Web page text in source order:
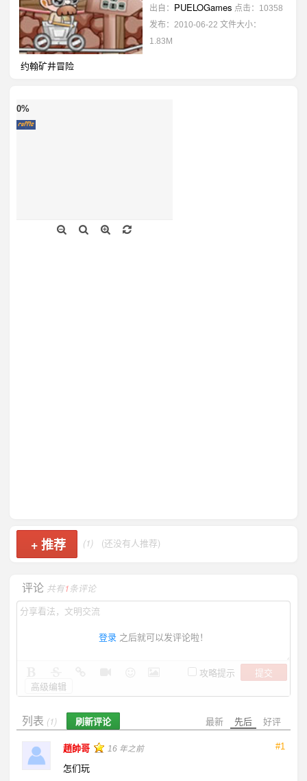
出自： PUELOGames 点击：10358
发布：2010-06-22 文件大小：
1.83M
约翰矿井冒险
0%
+推荐 (1) (还没有人推荐)
评论 共有1条评论
登录 之后就可以发评论啦！
攻略提示
提交
高级编辑
最新 先后 好评
列表 (1) 刷新评论
#1
趙帥哥 16 年之前
怎们玩